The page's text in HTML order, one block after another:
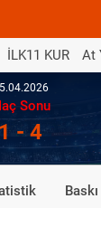
İLK11 KUR At
Sonu
1 - 4